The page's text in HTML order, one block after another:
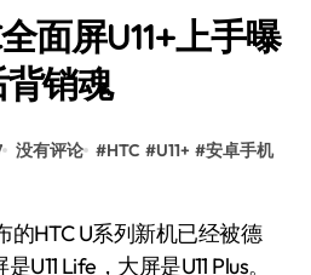
面屏U11+上手曝
销魂
没有评论 #HTC #U11+ #安卓手机
U11 Life，大屏是U11 Plus。